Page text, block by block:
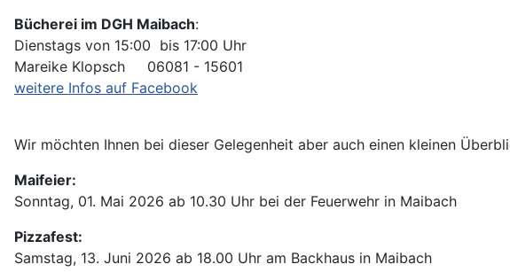
Bücherei im DGH Maibach:
Dienstags von 15:00 bis 17:00 Uhr
Mareike Klopsch 06081 - 15601
weitere Infos auf Facebook
Wir möchten Ihnen bei dieser Gelegenheit aber auch einen kleinen
Maifeier:
Sonntag, 01. Mai 2026 ab 10.30 Uhr bei der Feuerwehr in Maibach
Pizzafest:
Samstag, 13. Juni 2026 ab 18.00 Uhr am Backhaus in Maibach